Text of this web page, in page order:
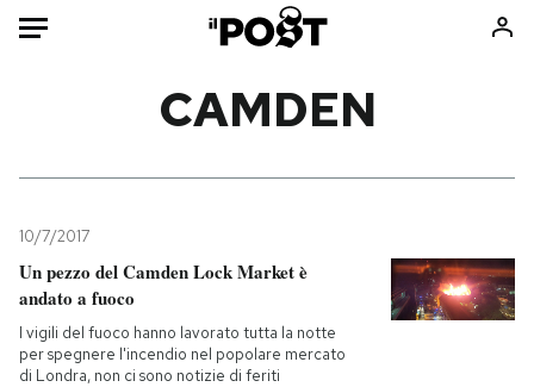
Mondo
Politica
Tecnologia
Internet
Scienza
Consumismi
Ok Boomer!
CAMDEN
10/7/2017
Un pezzo del Camden Lock Market è
andato a fuoco
I vigili del fuoco hanno lavorato tutta la notte
per spegnere l'incendio nel popolare mercato
di Londra, non ci sono notizie di feriti